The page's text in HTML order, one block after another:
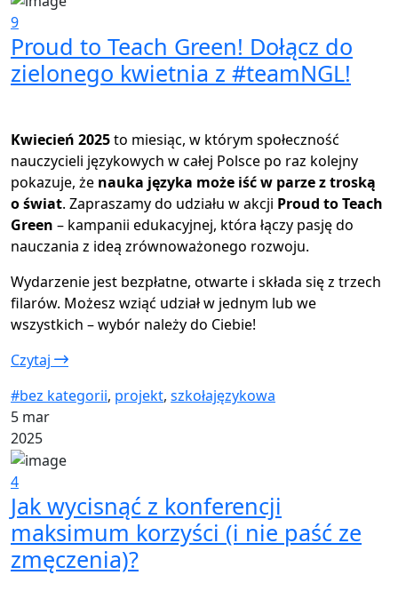
9
Proud to Teach Green! Dołącz do
zielonego kwietnia z #teamNGL!
Kwiecień 2025to miesiąc, w którym społeczność
nauczycieli językowych w całej Polsce po raz kolejny
pokazuje, że nauka języka może iść w parze z troską
o świat. Zapraszamy do udziału w akcji Proud to Teach
Green – kampanii edukacyjnej, która łączy pasję do
nauczania z ideą zrównoważonego rozwoju.
Wydarzenie jest bezpłatne, otwarte i składa się z trzech
filarów. Możesz wziąć udział w jednym lub we
wszystkich – wybór należy do Ciebie!
Czytaj
#bez kategorii, projekt, szkołajęzykowa
5 mar
2025
4
Jak wycisnąć z konferencji
maksimum korzyści (i nie paść ze
zmęczenia)?